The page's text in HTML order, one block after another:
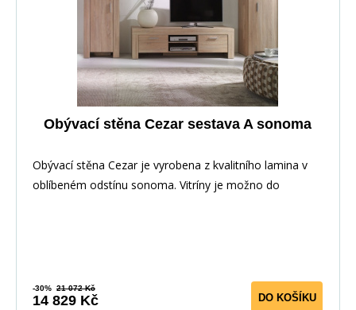
Obývací stěna Cezar sestava A sonoma
Obývací stěna Cezar je vyrobena z kvalitního lamina v
oblíbeném odstínu sonoma. Vitríny je možno do
-30% 21 072 Kč
14 829 Kč DO KOŠÍKU